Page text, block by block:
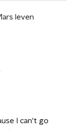
leven
I can't go